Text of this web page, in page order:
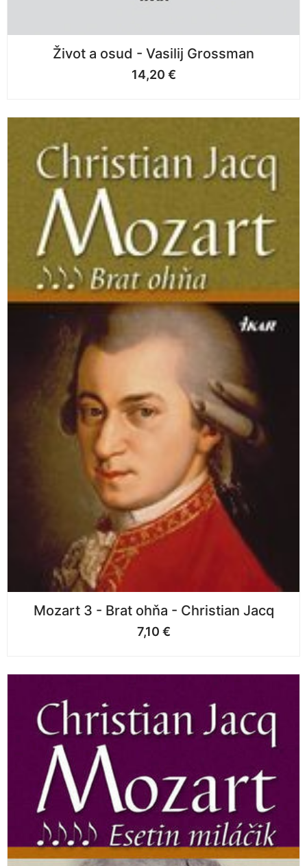
Život a osud - Vasilij Grossman
14,20 €
Mozart 3 - Brat ohňa - Christian Jacq
7,10 €